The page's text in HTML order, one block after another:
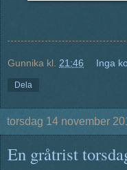
Gunnika kl. 21:46 Inga
Dela
torsdag 14 november
En gråtrist